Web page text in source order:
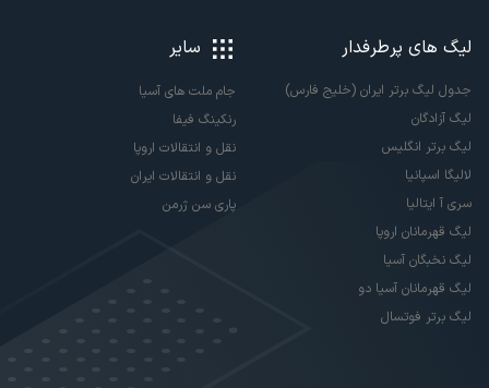
لیگ های پرطرفدار
جدول لیگ برتر ایران (خلیج فارس)
لیگ آزادگان
لیگ برتر انگلیس
لالیگا اسپانیا
سری آ ایتالیا
لیگ قهرمانان اروپا
لیگ نخبگان آسیا
لیگ قهرمانان آسیا دو
لیگ برتر فوتسال
سایر
جام ملت های آسیا
رنکینگ فیفا
نقل و انتقالات اروپا
نقل و انتقالات ایران
پاری سن ژرمن